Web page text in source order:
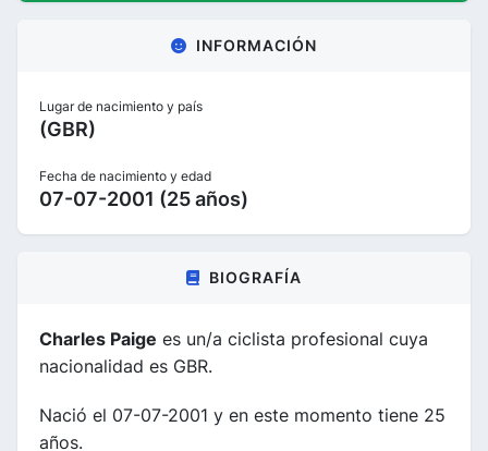
INFORMACIÓN
Lugar de nacimiento y país
(GBR)
Fecha de nacimiento y edad
07-07-2001 (25 años)
BIOGRAFÍA
Charles Paige es un/a ciclista profesional cuya
nacionalidad es GBR.
Nació el 07-07-2001 y en este momento tiene 25
años.